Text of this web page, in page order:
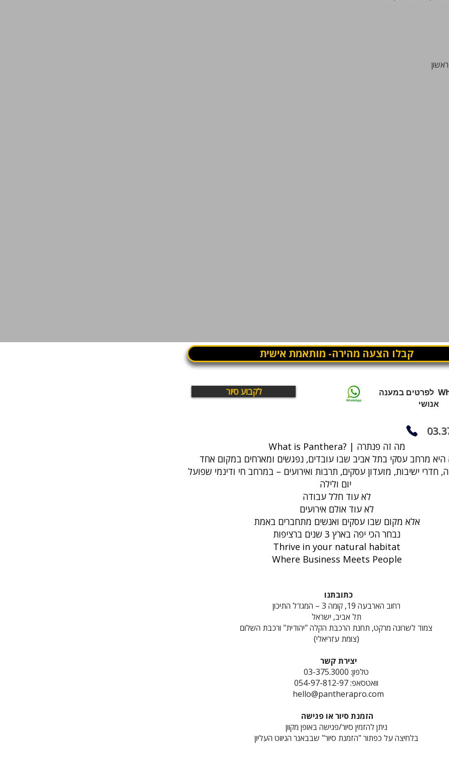
קבלו הצעה מהירה- מותאמת אישית
לקבוע סיור
WhatsApp לפרטים במענה
אנושי
What is Panthera? | מה זה פנתרה
חדרי ישיבות, מועדון עסקים, תרבות ואירועים – במרחב חי ודינמי שפועל
לא עוד חלל עבודה
לא עוד אולם אירועים
אלא מקום שבו עסקים ואנשים מתחברים באמת
נבחר הכי יפה בארץ 3 שנים ברציפות
Thrive in your natural habitat
Where Business Meets People
כתובתנו
רחוב הארבעה 19, קומה 3 – המגדל התיכון
תל אביב, ישראל
צמוד לשרונה מרקט, תחנת הרכבת הקלה "יהודית" ורכבת השלום
(צומת עזריאלי)
יצירת קשר
טלפון: 03-375.3000
וואטסאפ: 054-97-812-97
hello@pantherapro.com
הזמנת סיור או פגישה
ניתן להזמין סיור/פגישה באופן מקוון
בלחיצה על כפתור "הזמנת סיור" שבבאנר הניווט העליון